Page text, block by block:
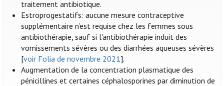
traitement antibiotique.
Estroprogestatifs: aucune mesure contraceptive
supplémentaire n’est requise chez les femmes sous
antibiothérapie, sauf si l'antibiothérapie induit des
vomissements sévères ou des diarrhées aqueuses sévères
[voir Folia de novembre 2021].
Augmentation de la concentration plasmatique des
pénicillines et certaines céphalosporines par diminution de